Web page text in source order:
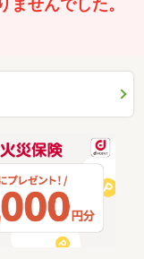
ませんでした。